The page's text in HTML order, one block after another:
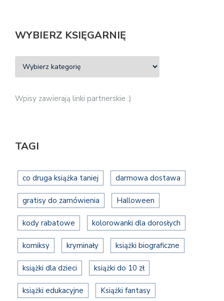
WYBIERZ KSIĘGARNIĘ
Wpisy zawierają linki partnerskie :)
TAGI
co druga książka taniej darmowa dostawa
gratisy do zamówienia Halloween
kody rabatowe kolorowanki dla dorosłych
komiksy kryminały książki biograficzne
książki dla dzieci książki do 10 zł
książki edukacyjne Książki fantasy